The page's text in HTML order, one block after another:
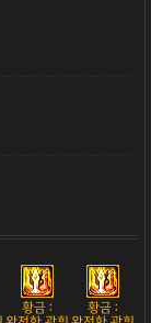
황금 :
황금 :